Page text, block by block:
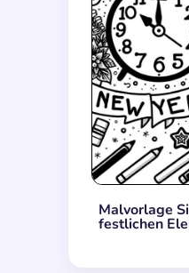
Malvorlage
festlichen